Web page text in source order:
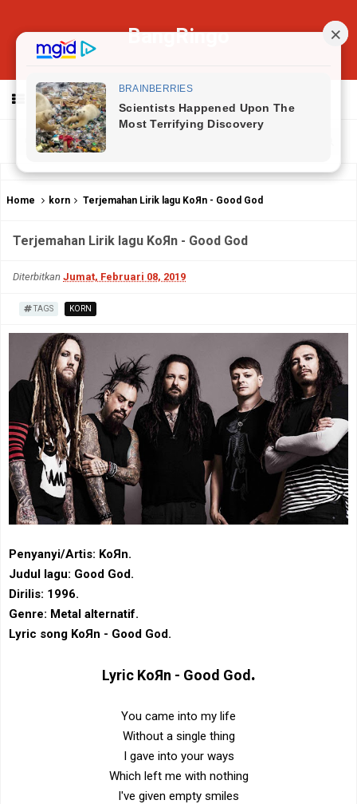
BangRingo
MENU
Home korn Terjemahan Lirik lagu KoЯn - Good God
Terjemahan Lirik lagu KoЯn - Good God
Diterbitkan Jumat, Februari 08, 2019
TAGS KORN
Penyanyi/Artis: KoЯn.
Judul lagu: Good God.
Dirilis: 1996.
Genre: Metal alternatif.
Lyric song KoЯn - Good God.
Lyric KoЯn - Good God.
You came into my life
Without a single thing
I gave into your ways
Which left me with nothing
I've given empty smiles